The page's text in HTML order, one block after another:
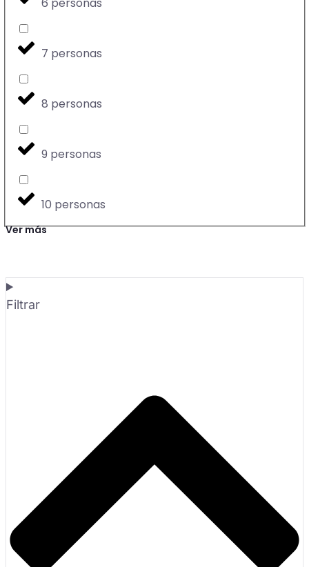
7 personas
8 personas
9 personas
10 personas
Ver más
Filtrar